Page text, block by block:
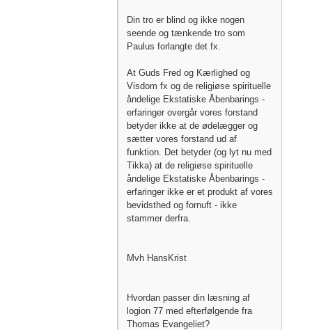
Din tro er blind og ikke nogen
seende og tænkende tro som
Paulus forlangte det fx.
At Guds Fred og Kærlighed og
Visdom fx og de religiøse spirituelle
åndelige Ekstatiske Åbenbarings -
erfaringer overgår vores forstand
betyder ikke at de ødelægger og
sætter vores forstand ud af
funktion. Det betyder (og lyt nu med
Tikka) at de religiøse spirituelle
åndelige Ekstatiske Åbenbarings -
erfaringer ikke er et produkt af vores
bevidsthed og fornuft - ikke
stammer derfra.
Mvh HansKrist
Hvordan passer din læsning af
logion 77 med efterfølgende fra
Thomas Evangeliet?